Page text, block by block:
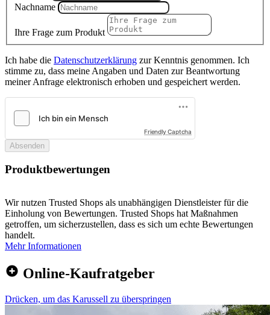
Nachname
Ihre Frage zum Produkt
Ich habe die Datenschutzerklärung zur Kenntnis genommen. Ich
stimme zu, dass meine Angaben und Daten zur Beantwortung
meiner Anfrage elektronisch erhoben und gespeichert werden.
Friendly Captcha
Absenden
Produktbewertungen
Wir nutzen Trusted Shops als unabhängigen Dienstleister für die
Einholung von Bewertungen. Trusted Shops hat Maßnahmen
getroffen, um sicherzustellen, dass es sich um echte Bewertungen
handelt.
Mehr Informationen
Online-Kaufratgeber
Drücken, um das Karussell zu überspringen